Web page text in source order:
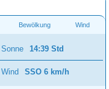
Bewölkung Wind
Sonne 14:39 Std
Wind SSO 6 km/h